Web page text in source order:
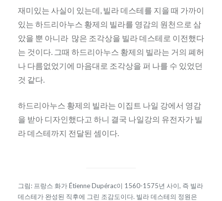
재미있는 사실이 있는데, 빌라 데스테를 지을 때 가까이
있는 하드리아누스 황제의 빌라를 영감의 원천으로 삼
았을 뿐 아니라 많은 조각상을 빌라 데스테로 이전했다
는 것이다. 그때 하드리아누스 황제의 빌라는 거의 폐허
나 다름없었기에 마음대로 조각상을 퍼 나를 수 있었던
것 같다.
하드리아누스 황제의 빌라는 이집트 나일 강에서 영감
을 받아 디자인했다고 하니 결국 나일강의 유전자가 빌
라 데스테까지 전달된 셈이다.
그림: 프랑스 화가 Étienne Dupérac이 1560-1575년 사이, 즉 빌라
데스테가 완성된 직후에 그린 조감도이다. 빌라 데스테의 정원은